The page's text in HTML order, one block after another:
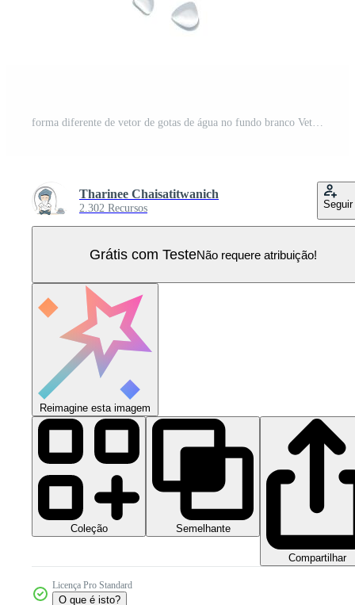
forma diferente de vetor de gotas de água no fundo branco Vetor Pro
Tharinee Chaisatitwanich
2.302 Recursos Seguir
Grátis com TesteNão requere atribuição!
Reimagine esta imagem
Coleção Semelhante
Compartilhar
Licença Pro Standard
O que é isto?